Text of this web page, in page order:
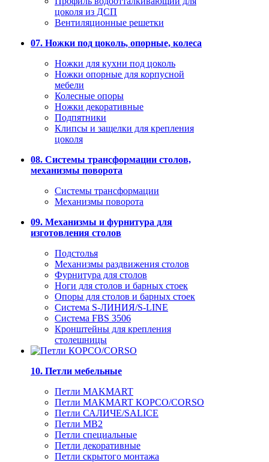
цоколя из ДСП
Вентиляционные решетки
07. Ножки под цоколь, опорные, колеса
Ножки для кухни под цоколь
Ножки опорные для корпусной
мебели
Колесные опоры
Ножки декоративные
Подпятники
Клипсы и защелки для крепления
цоколя
08. Системы трансформации столов,
механизмы поворота
Системы трансформации
Механизмы поворота
09. Механизмы и фурнитура для
изготовления столов
Подстолья
Механизмы раздвижения столов
Фурнитура для столов
Ноги для столов и барных стоек
Опоры для столов и барных стоек
Система S-ЛИНИЯ/S-LINE
Система FBS 3506
Кронштейны для крепления
столешницы
10. Петли мебельные
Петли MAKMART
Петли MAKMART КОРСО/CORSO
Петли САЛИЧЕ/SALICE
Петли MB2
Петли специальные
Петли декоративные
Петли скрытого монтажа